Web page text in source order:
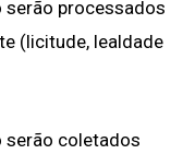
serão processados
(licitude, lealdade
serão coletados